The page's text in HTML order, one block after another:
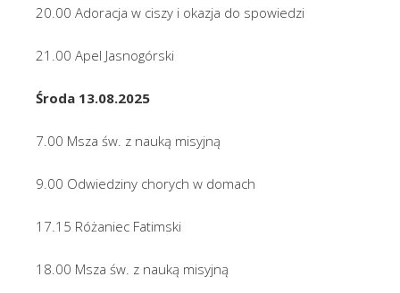
20.00 Adoracja w ciszy i okazja do spowiedzi
21.00 Apel Jasnogórski
Środa 13.08.2025
7.00 Msza św. z nauką misyjną
9.00 Odwiedziny chorych w domach
17.15 Różaniec Fatimski
18.00 Msza św. z nauką misyjną